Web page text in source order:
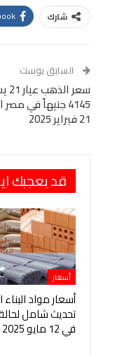
شارك
Tumblr
البريد الإلكتروني
Digg
السابق بوست
4145 جنيهاً في
21 فبراير 2025
قد يعجبك
أسعار
أسعار مواد البناء
تحديث شامل
في 12 مايو 2025